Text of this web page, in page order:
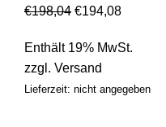
€198,04 €194,08
Enthält 19% MwSt.
zzgl. Versand
Lieferzeit: nicht angegeben